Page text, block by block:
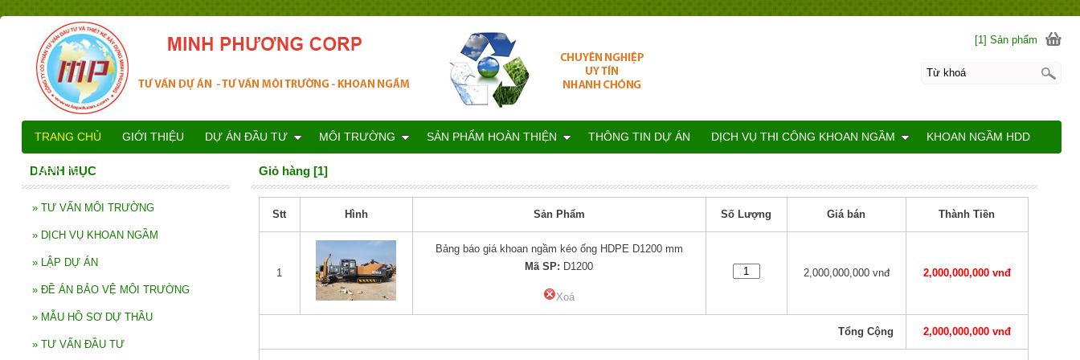
Giỏ hàng [1]
Stt Hình Sản Phẩm Số Lượng Giá bán Thành Tiền
1
Bảng báo giá khoan ngầm kéo ống HDPE D1200 mm
Mã SP: D1200
Xoá
2,000,000,000 vnđ 2,000,000,000 vnđ
Tổng Cộng 2,000,000,000 vnđ
DANH MỤC
» TƯ VẤN MÔI TRƯỜNG
» DỊCH VỤ KHOAN NGẦM
» LẬP DỰ ÁN
» ĐỀ ÁN BẢO VỆ MÔI TRƯỜNG
» MẪU HỒ SƠ DỰ THẦU
» TƯ VẤN ĐẦU TƯ
[1] Sản phẩm
TRANG CHỦ GIỚI THIỆU DỰ ÁN ĐẦU TƯ MÔI TRƯỜNG SẢN PHẨM HOÀN THIỆN THÔNG TIN DỰ ÁN DỊCH VỤ THI CÔNG KHOAN NGẦM KHOAN NGẦM HDD
LIÊN HỆ